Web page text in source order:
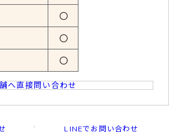
〇
〇
〇
へ直接問い合わせ
LINEでお問い合わせ